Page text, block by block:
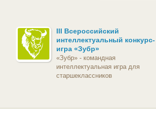
III Всероссийский
интеллектуальный конкурс-
игра «Зубр»
«Зубр» - командная
интеллектуальная игра для
старшеклассников